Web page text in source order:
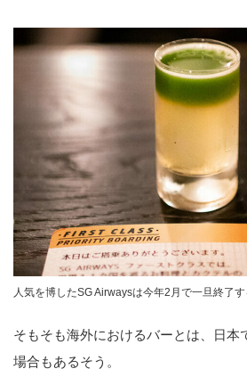
人気を博したSG Airwaysは今年2月で一旦終了す
そもそも海外におけるバーとは、日本
場合もあるそう。